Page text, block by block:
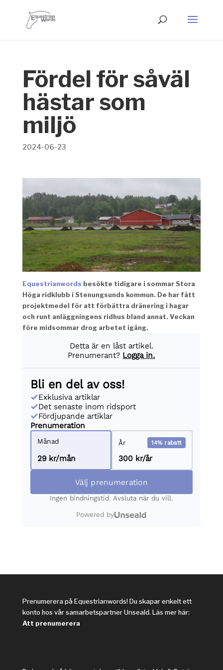
Fördel för såväl
hästar som
miljö
2024-06-23
Equestrianwords besökte tidigare i sommar Stora
Höga ridklubb i Stenungsunds kommun. De har fått
projektmedel för att förbättra dränering i hagar
och runt anläggningens ridhus bland annat. Veckan
före midsommar drog arbetet igång.
Prenumerera på Equestrianwords! Du skapar enkelt ett
konto hos vår samarbetspartner Unseald. Läs mer här:
Att prenumerera